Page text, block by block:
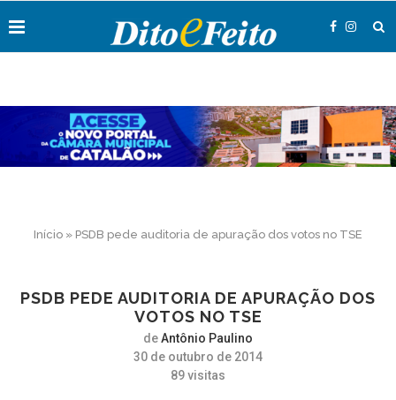
Início » PSDB pede auditoria de apuração dos votos no TSE
PSDB PEDE AUDITORIA DE APURAÇÃO DOS
VOTOS NO TSE
deAntônio Paulino
30 de outubro de 2014
89visitas